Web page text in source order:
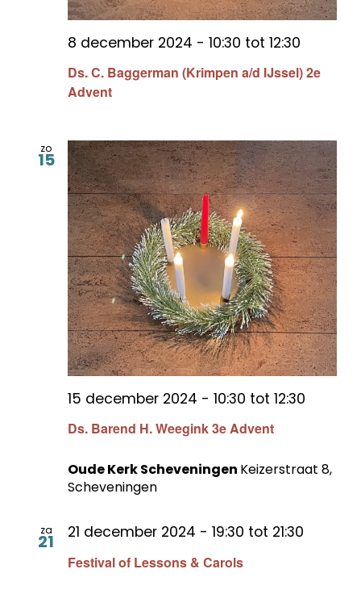
Ds. C. Baggerman (Krimpen a/d IJssel) 2e
Advent
8 december 2024 - 10:30 tot 12:30
zo
15
Ds. Barend H. Weegink 3e Advent
15 december 2024 - 10:30 tot 12:30
Oude Kerk Scheveningen Keizerstraat 8,
Scheveningen
za
21
Festival of Lessons & Carols
21 december 2024 - 19:30 tot 21:30